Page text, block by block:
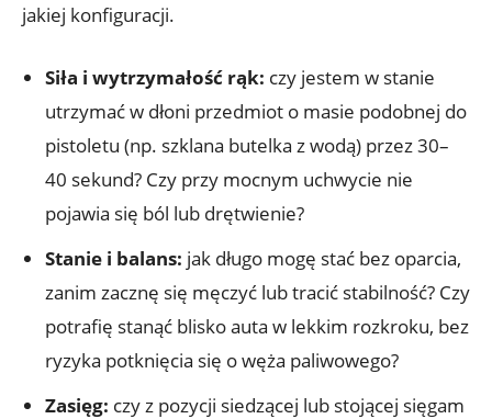
jakiej konfiguracji.
Siła i wytrzymałość rąk: czy jestem w stanie
utrzymać w dłoni przedmiot o masie podobnej do
pistoletu (np. szklana butelka z wodą) przez 30–
40 sekund? Czy przy mocnym uchwycie nie
pojawia się ból lub drętwienie?
Stanie i balans: jak długo mogę stać bez oparcia,
zanim zacznę się męczyć lub tracić stabilność? Czy
potrafię stanąć blisko auta w lekkim rozkroku, bez
ryzyka potknięcia się o węża paliwowego?
Zasięg: czy z pozycji siedzącej lub stojącej sięgam